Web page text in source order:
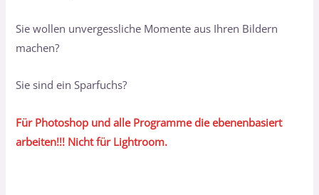
Sie wollen unvergessliche Momente aus Ihren Bildern
machen?
Sie sind ein Sparfuchs?
Für Photoshop und alle Programme die ebenenbasiert
arbeiten!!! Nicht für Lightroom.